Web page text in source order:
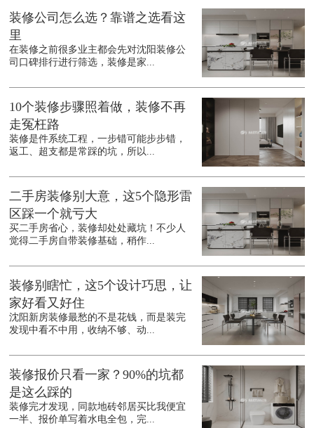
装修公司怎么选？靠谱之选看这
里
在装修之前很多业主都会先对沈阳装修公
司口碑排行进行筛选，装修是家...
10个装修步骤照着做，装修不再
走冤枉路
装修是件系统工程，一步错可能步步错，
返工、超支都是常踩的坑，所以...
二手房装修别大意，这5个隐形雷
区踩一个就亏大
买二手房省心，装修却处处藏坑！不少人
觉得二手房自带装修基础，稍作...
装修别瞎忙，这5个设计巧思，让
家好看又好住
沈阳新房装修最愁的不是花钱，而是装完
发现中看不中用，收纳不够、动...
装修报价只看一家？90%的坑都
是这么踩的
装修完才发现，同款地砖邻居买比我便宜
一半、报价单写着水电全包，完...